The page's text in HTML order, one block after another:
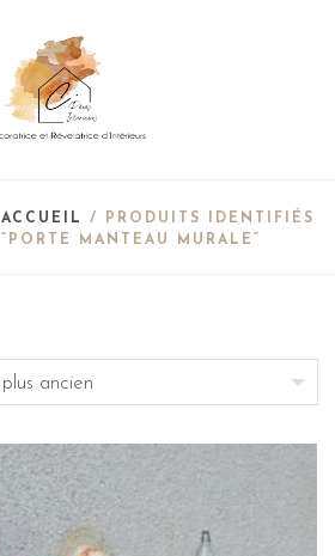
ACCUEIL
/ PRODUITS IDENTIFIÉS
“PORTE MANTEAU MURALE”